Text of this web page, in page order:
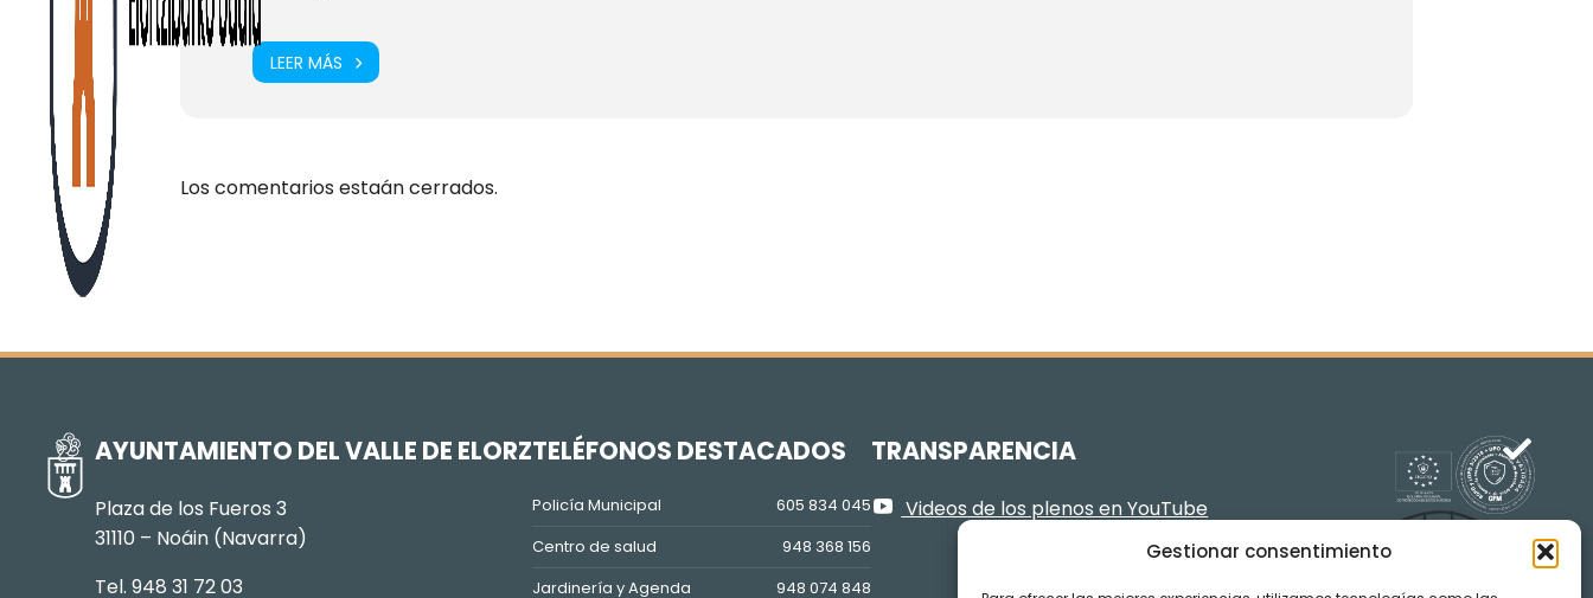
Gestionar consentimiento
LEER MÁS
Los comentarios estaán cerrados.
AYUNTAMIENTO DEL VALLE DE ELORZ
Plaza de los Fueros 3
31110 – Noáin (Navarra)
Tel. 948 31 72 03
TELÉFONOS DESTACADOS
Policía Municipal
605 834 045
Centro de salud
948 368 156
Jardinería y Agenda
948 074 848
TRANSPARENCIA
Videos de los plenos en YouTube